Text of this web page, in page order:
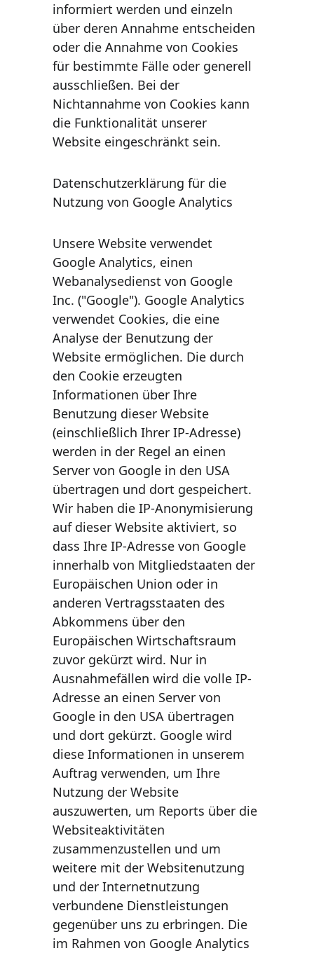
informiert werden und einzeln
über deren Annahme entscheiden
oder die Annahme von Cookies
für bestimmte Fälle oder generell
ausschließen. Bei der
Nichtannahme von Cookies kann
die Funktionalität unserer
Website eingeschränkt sein.
Datenschutzerklärung für die
Nutzung von Google Analytics
Unsere Website verwendet
Google Analytics, einen
Webanalysedienst von Google
Inc. ("Google"). Google Analytics
verwendet Cookies, die eine
Analyse der Benutzung der
Website ermöglichen. Die durch
den Cookie erzeugten
Informationen über Ihre
Benutzung dieser Website
(einschließlich Ihrer IP-Adresse)
werden in der Regel an einen
Server von Google in den USA
übertragen und dort gespeichert.
Wir haben die IP-Anonymisierung
auf dieser Website aktiviert, so
dass Ihre IP-Adresse von Google
innerhalb von Mitgliedstaaten der
Europäischen Union oder in
anderen Vertragsstaaten des
Abkommens über den
Europäischen Wirtschaftsraum
zuvor gekürzt wird. Nur in
Ausnahmefällen wird die volle IP-
Adresse an einen Server von
Google in den USA übertragen
und dort gekürzt. Google wird
diese Informationen in unserem
Auftrag verwenden, um Ihre
Nutzung der Website
auszuwerten, um Reports über die
Websiteaktivitäten
zusammenzustellen und um
weitere mit der Websitenutzung
und der Internetnutzung
verbundene Dienstleistungen
gegenüber uns zu erbringen. Die
im Rahmen von Google Analytics